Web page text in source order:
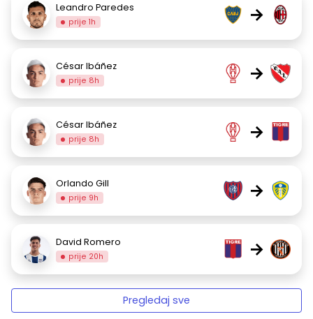
Leandro Paredes
prije 1h →
César Ibáñez
prije 8h →
César Ibáñez
prije 8h →
Orlando Gill
prije 9h →
David Romero
prije 20h →
Pregledaj sve